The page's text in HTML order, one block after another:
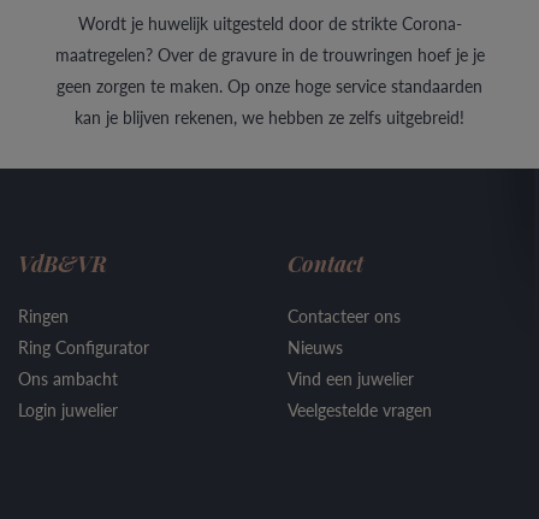
Wordt je huwelijk uitgesteld door de strikte Corona-
maatregelen? Over de gravure in de trouwringen hoef je je
geen zorgen te maken. Op onze hoge service standaarden
kan je blijven rekenen, we hebben ze zelfs uitgebreid!
VdB&VR
Ringen
Ring Configurator
Ons ambacht
Login juwelier
Contact
Contacteer ons
Nieuws
Vind een juwelier
Veelgestelde vragen